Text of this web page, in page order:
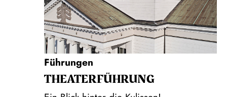
Führungen
THEATER­FÜHR­UNG